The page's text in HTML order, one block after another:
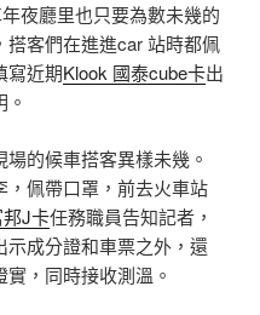
夜廳里也只要為數未幾的
客們在進進car 站時都佩
寫近期Klook 國泰cube卡出
的候車搭客異樣未幾。
，佩帶口罩，前去火車站
J卡任務職員告知記者，
成分證和車票之外，還
，同時接收測溫。